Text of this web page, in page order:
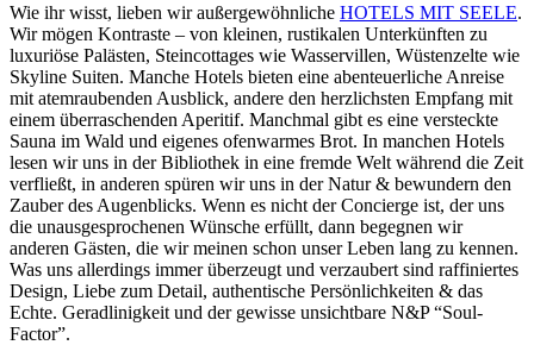
Wie ihr wisst, lieben wir außergewöhnliche HOTELS MIT SEELE.
Wir mögen Kontraste – von kleinen, rustikalen Unterkünften zu
luxuriöse Palästen, Steincottages wie Wasservillen, Wüstenzelte wie
Skyline Suiten. Manche Hotels bieten eine abenteuerliche Anreise
mit atemraubenden Ausblick, andere den herzlichsten Empfang mit
einem überraschenden Aperitif. Manchmal gibt es eine versteckte
Sauna im Wald und eigenes ofenwarmes Brot. In manchen Hotels
lesen wir uns in der Bibliothek in eine fremde Welt während die Zeit
verfließt, in anderen spüren wir uns in der Natur & bewundern den
Zauber des Augenblicks. Wenn es nicht der Concierge ist, der uns
die unausgesprochenen Wünsche erfüllt, dann begegnen wir
anderen Gästen, die wir meinen schon unser Leben lang zu kennen.
Was uns allerdings immer überzeugt und verzaubert sind raffiniertes
Design, Liebe zum Detail, authentische Persönlichkeiten & das
Echte. Geradlinigkeit und der gewisse unsichtbare N&P “Soul-
Factor”.